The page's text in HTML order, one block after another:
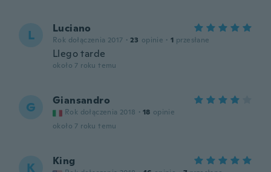
L Luciano
Rok dołączenia 2017 · 23 opinie · 1 przesłane
Llego tarde
około 7 roku temu
G Giansandro
Rok dołączenia 2018 · 18 opinie
około 7 roku temu
K King